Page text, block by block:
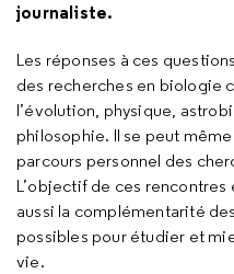
journaliste.
Les réponses à ces
des recherches en biologie
l’évolution, physique,
philosophie. Il se peut
parcours personnel des
L’objectif de ces
aussi la complémentarité
possibles pour étudier et
vie.